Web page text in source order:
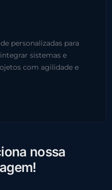
personalizadas para
sistemas e
com agilidade e
iona nossa
agem!